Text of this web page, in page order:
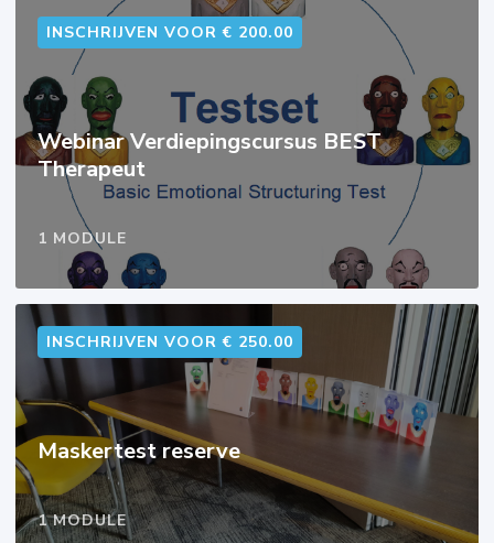
INSCHRIJVEN VOOR € 200.00
Webinar Verdiepingscursus BEST
Therapeut
1 MODULE
INSCHRIJVEN VOOR € 250.00
Maskertest reserve
1 MODULE